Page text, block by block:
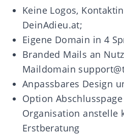
Keine Logos,
DeinAdieu.at;
Eigene Domain in 4
Branded Mails an
Maildomain
Anpassbares Design
Option
Organisation anstelle
Erstberatung